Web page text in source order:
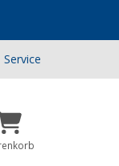
Service